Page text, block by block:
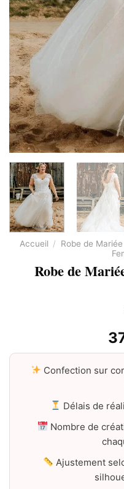
Accueil / Robe de
Robe de
Confection sur
Délais de
Nombre de
Ajustement